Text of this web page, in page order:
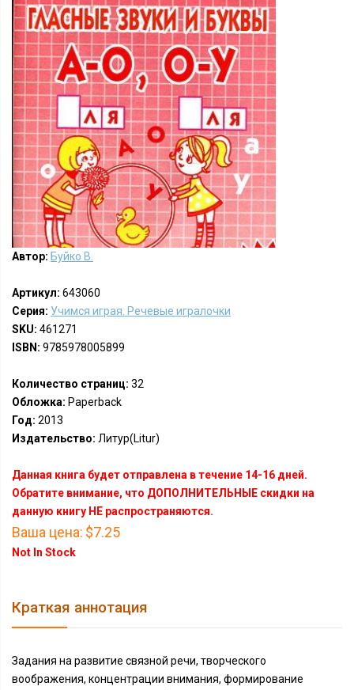
Автор: Буйко В.
Артикул: 643060
Серия: Учимся играя. Речевые игралочки
SKU: 461271
ISBN: 9785978005899
Количество страниц: 32
Обложка: Paperback
Год: 2013
Издательство: Литур(Litur)
Данная книга будет отправлена в течение 14-16 дней.
Обратите внимание, что ДОПОЛНИТЕЛЬНЫЕ скидки на
данную книгу НЕ распространяются.
Ваша цена: $7.25
Not In Stock
Краткая аннотация
Задания на развитие связной речи, творческого
воображения, концентрации внимания, формирование